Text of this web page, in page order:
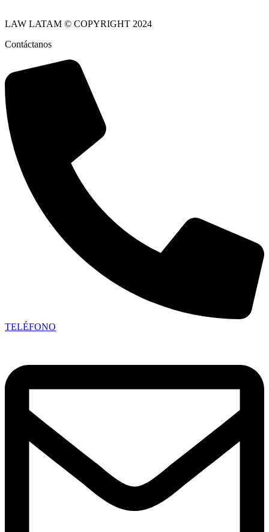
LAW LATAM © COPYRIGHT 2024
Contáctanos
TELÉFONO